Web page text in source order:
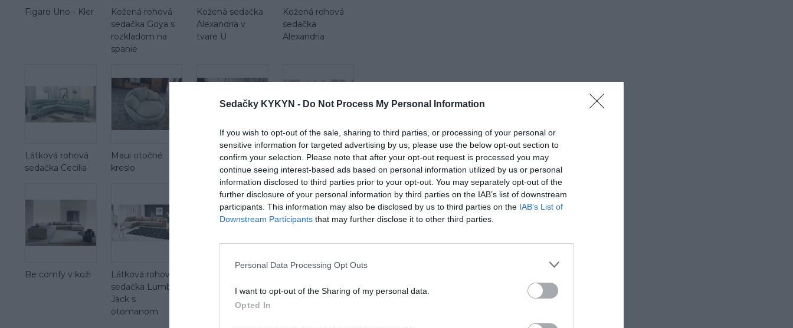
Sedačky KYKYN - Do Not Process My Personal Information
If you wish to opt-out of the sale, sharing to third parties, or processing of your personal or
sensitive information for targeted advertising by us, please use the below opt-out section to
confirm your selection. Please note that after your opt-out request is processed you may
continue seeing interest-based ads based on personal information utilized by us or personal
information disclosed to third parties prior to your opt-out. You may separately opt-out of the
further disclosure of your personal information by third parties on the IAB’s list of downstream
participants. This information may also be disclosed by us to third parties on the IAB’s List of
Downstream Participants that may further disclose it to other third parties.
Personal Data Processing Opt Outs
I want to opt-out of the Sharing of my personal data.
Opted In
Figaro Uno - Kler
Kožená rohová
sedačka Goya s
rozkladom na
spanie
Kožená sedačka
Alexandria v
tvare U
Kožená rohová
sedačka
Alexandria
Látková rohová
sedačka Cecilia
Maui otočné
kreslo
Maui mega 2 sed
Látková rohová
sedačka Be true
Be comfy v koži
Látková rohová
sedačka Lumber
Jack s
otomanom